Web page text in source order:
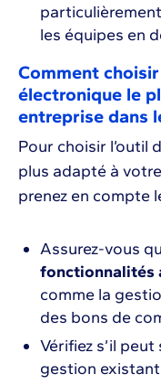
les équipes en
Comment
électronique le
entreprise dans
Pour choisir l’outil
plus adapté à
prenez en compte
Assurez-vous
fonctionnalités
comme la
des bons de
Vérifiez s’il
gestion